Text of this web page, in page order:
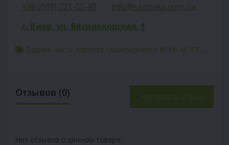
+38 (097) 221-55-40
info@sadovka.com.ua
г. Киев, ул. Васильковская, 1
Задняя часть корпуса газонокосилки Al-Ko 46.4 E, ,
Отзывов (0) Написать отзыв
Нет отзывов о данном товаре.